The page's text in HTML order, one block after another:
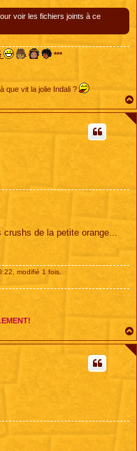
voir les fichiers joints à ce
***
que vit la jolie Indali ?
crushs de la petite orange...
modifié 1 fois.